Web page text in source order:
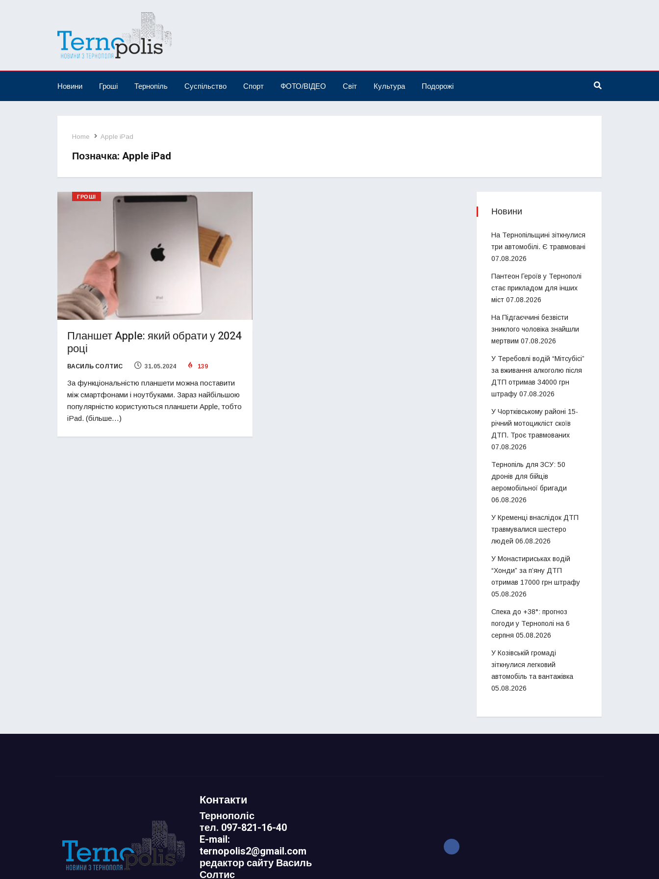
Новини Гроші Тернопіль Суспільство Спорт ФОТО/ВІДЕО Світ Культура Подорожі
Home Apple iPad
Позначка: Apple iPad
ГРОШІ
Планшет Apple: який обрати у 2024
році
ВАСИЛЬ СОЛТИС 31.05.2024 139
За функціональністю планшети можна поставити
між смартфонами і ноутбуками. Зараз найбільшою
популярністю користуються планшети Apple, тобто
iPad. (більше…)
Новини
На Тернопільщині зіткнулися
три автомобілі. Є травмовані
07.08.2026
Пантеон Героїв у Тернополі
стає прикладом для інших
міст 07.08.2026
На Підгаєччині безвісти
зниклого чоловіка знайшли
мертвим 07.08.2026
У Теребовлі водій “Мітсубісі”
за вживання алкоголю після
ДТП отримав 34000 грн
штрафу 07.08.2026
У Чортківському районі 15-
річний мотоцикліст скоїв
ДТП. Троє травмованих
07.08.2026
Тернопіль для ЗСУ: 50
дронів для бійців
аеромобільної бригади
06.08.2026
У Кременці внаслідок ДТП
травмувалися шестеро
людей 06.08.2026
У Монастириськах водій
“Хонди” за п’яну ДТП
отримав 17000 грн штрафу
05.08.2026
Спека до +38°: прогноз
погоди у Тернополі на 6
серпня 05.08.2026
У Козівській громаді
зіткнулися легковий
автомобіль та вантажівка
05.08.2026
Контакти
Тернополіс
тел. 097-821-16-40
E-mail:
ternopolis2@gmail.com
редактор сайту Василь
Солтис